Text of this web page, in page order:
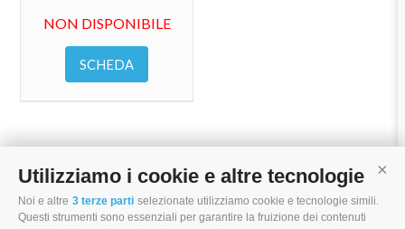
Utilizziamo i cookie e altre tecnologie
Noi e altre 3 terze parti selezionate utilizziamo cookie e tecnologie simili.
Questi strumenti sono essenziali per garantire la fruizione dei contenuti
NON DISPONIBILE
SCHEDA
I MORI STOCK PRICE EQUIPMENT SRL